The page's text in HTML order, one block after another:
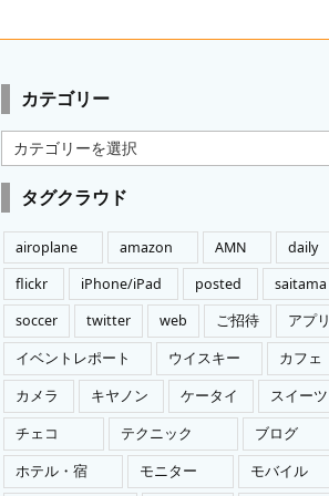
カテゴリー
カ
テ
ゴ
リ
ー
タグクラウド
airoplane amazon AMN
daily
flickr
iPhone/iPad posted
saitama
soccer
twitter web ご招待
アプリ
イベントレポート
ウイスキー
カフェ
カメラ
キヤノン ケータイ
スイーツ
チェコ
テクニック
ブログ
ホテル・宿
モニター モバイル